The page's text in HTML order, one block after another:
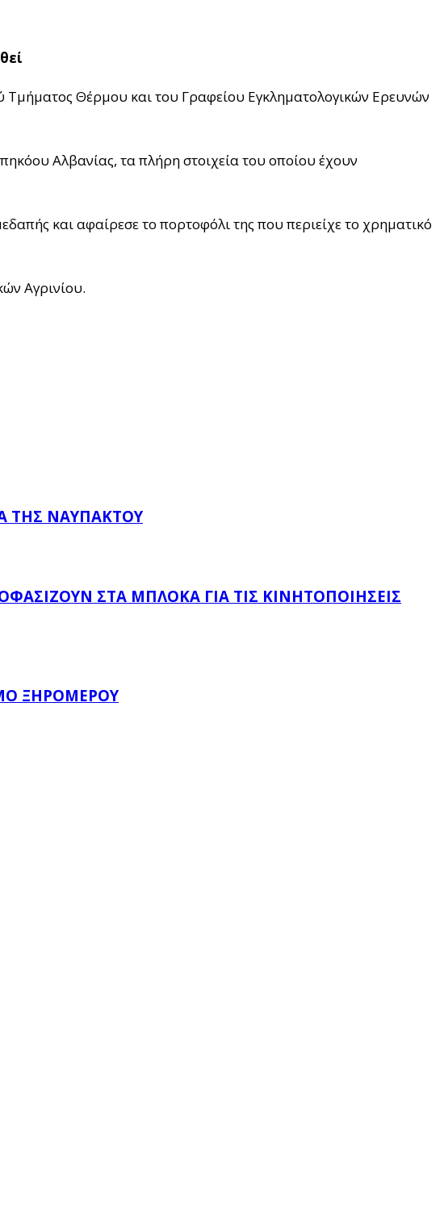
Τμήματος Θέρμου και του Γραφείου Εγκληματολογικών Ερευνών
Αλβανίας, τα πλήρη στοιχεία του οποίου έχουν
και αφαίρεσε το πορτοφόλι της που περιείχε το χρηματικό
Αγρινίου.
ΤΗΣ ΝΑΥΠΆΚΤΟΥ
ΣΤΑ ΜΠΛΌΚΑ ΓΙΑ ΤΙΣ ΚΙΝΗΤΟΠΟΙΉΣΕΙΣ
ΞΗΡΟΜΈΡΟΥ